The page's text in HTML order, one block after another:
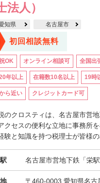
法人）
知県 名古屋市
初回相談無料
OK オンライン相談可 全国出
年以上 在籍数10名以上 19時
ら近い クレジットカード可
のクロスティは、名古屋市営
クセスの便利な立地に事務所
験と知識を持つ税理士が皆様
名古屋市営地下鉄「栄
〒460-0003 愛知県名